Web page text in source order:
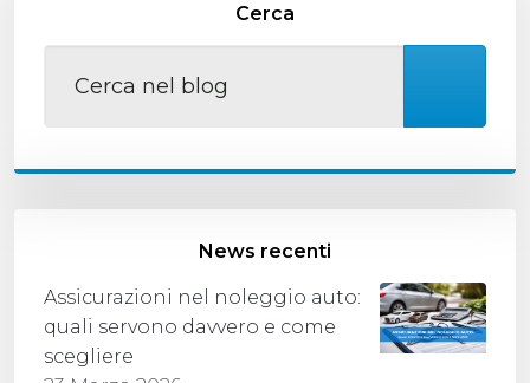
Cerca
News recenti
Assicurazioni nel noleggio auto:
quali servono davvero e come
scegliere